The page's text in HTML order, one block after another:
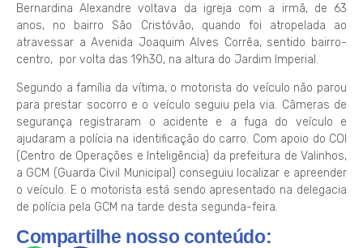
Bernardina Alexandre voltava da igreja com a irmã, de 63
anos, no bairro São Cristóvão, quando foi atropelada ao
atravessar a Avenida Joaquim Alves Corrêa, sentido bairro-
centro, por volta das 19h30, na altura do Jardim Imperial.
Segundo a família da vítima, o motorista do veículo não parou
para prestar socorro e o veículo seguiu pela via. Câmeras de
segurança registraram o acidente e a fuga do veículo e
ajudaram a polícia na identificação do carro. Com apoio do COI
(Centro de Operações e Inteligência) da prefeitura de Valinhos,
a GCM (Guarda Civil Municipal) conseguiu localizar e apreender
o veículo. E o motorista está sendo apresentado na delegacia
de polícia pela GCM na tarde desta segunda-feira.
Compartilhe nosso conteúdo: